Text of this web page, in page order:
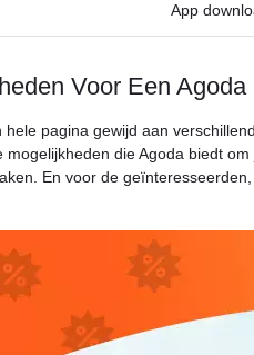
App
Voor Een
hele pagina gewijd aan
mogelijkheden die Agoda biedt
En voor de